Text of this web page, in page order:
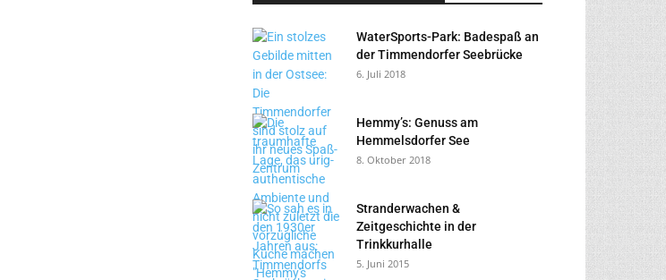
WaterSports-Park: Badespaß an
der Timmendorfer Seebrücke
6. Juli 2018
Hemmy’s: Genuss am
Hemmelsdorfer See
8. Oktober 2018
Stranderwachen &
Zeitgeschichte in der
Trinkkurhalle
5. Juni 2015